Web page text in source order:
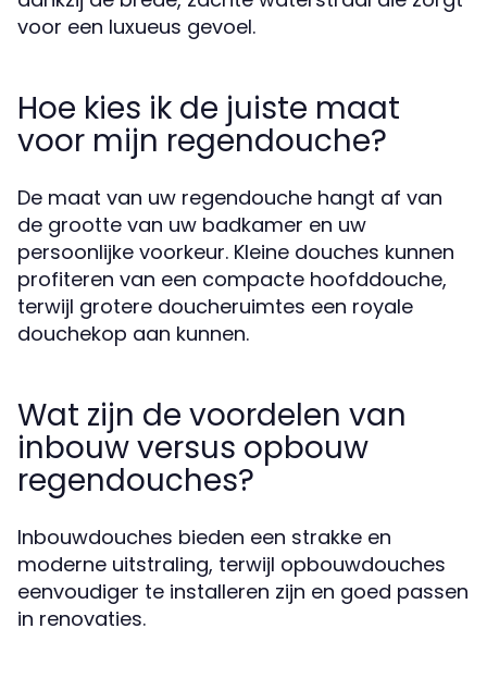
voor een luxueus gevoel.
Hoe kies ik de juiste maat
voor mijn regendouche?
De maat van uw regendouche hangt af van
de grootte van uw badkamer en uw
persoonlijke voorkeur. Kleine douches kunnen
profiteren van een compacte hoofddouche,
terwijl grotere doucheruimtes een royale
douchekop aan kunnen.
Wat zijn de voordelen van
inbouw versus opbouw
regendouches?
Inbouwdouches bieden een strakke en
moderne uitstraling, terwijl opbouwdouches
eenvoudiger te installeren zijn en goed passen
in renovaties.